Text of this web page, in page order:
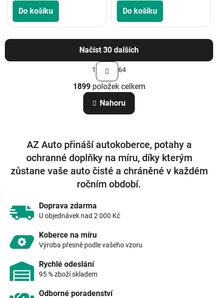
Do košíku Do košíku
O
v
l
á
d
í
p
r
v
k
p
u
Načíst 30 dalších
S
t
r
á
n
k
o
n
í
1 64
1899položek celkem
Nahoru
AZ Auto přináší autokoberce, potahy a
ochranné doplňky na míru, díky kterým
zůstane vaše auto čisté a chráněné v každém
ročním období.
Doprava zdarma
U objednávek nad 2 000 Kč
Koberce na míru
Výroba přesně podle vašeho vzoru
Rychlé odeslání
95 % zboží skladem
Odborné poradenství